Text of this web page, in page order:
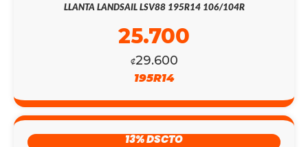
LLANTA LANDSAIL LSV88 195R14 106/104R
₡29.600
25.700
195R14
13% DSCTO